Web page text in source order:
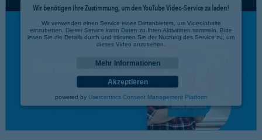
Wir benötigen Ihre Zustimmung, um den YouTube Video-Service zu laden!
Wir verwenden einen Service eines Drittanbieters, um Videoinhalte
einzubetten. Dieser Service kann Daten zu Ihren Aktivitäten sammeln. Bitte
lesen Sie die Details durch und stimmen Sie der Nutzung des Service zu, um
dieses Video anzusehen.
Mehr Informationen
Akzeptieren
powered by Usercentrics Consent Management Platform